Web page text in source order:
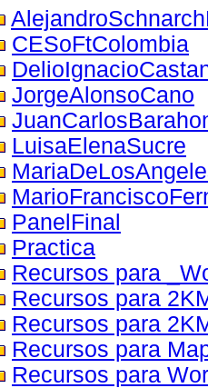
CESoFtColombia
JorgeAlonsoCano
LuisaElenaSucre
PanelFinal
Practica
Recursos para
Recursos para
Recursos para
Recursos para
Recursos para